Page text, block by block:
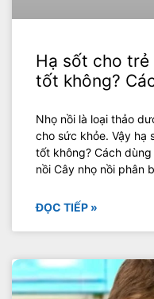
Hạ sốt cho
tốt không?
Nhọ nồi là loại thảo
cho sức khỏe. Vậy hạ
tốt không? Cách
nồi Cây nhọ nồi phân
ĐỌC TIẾP »